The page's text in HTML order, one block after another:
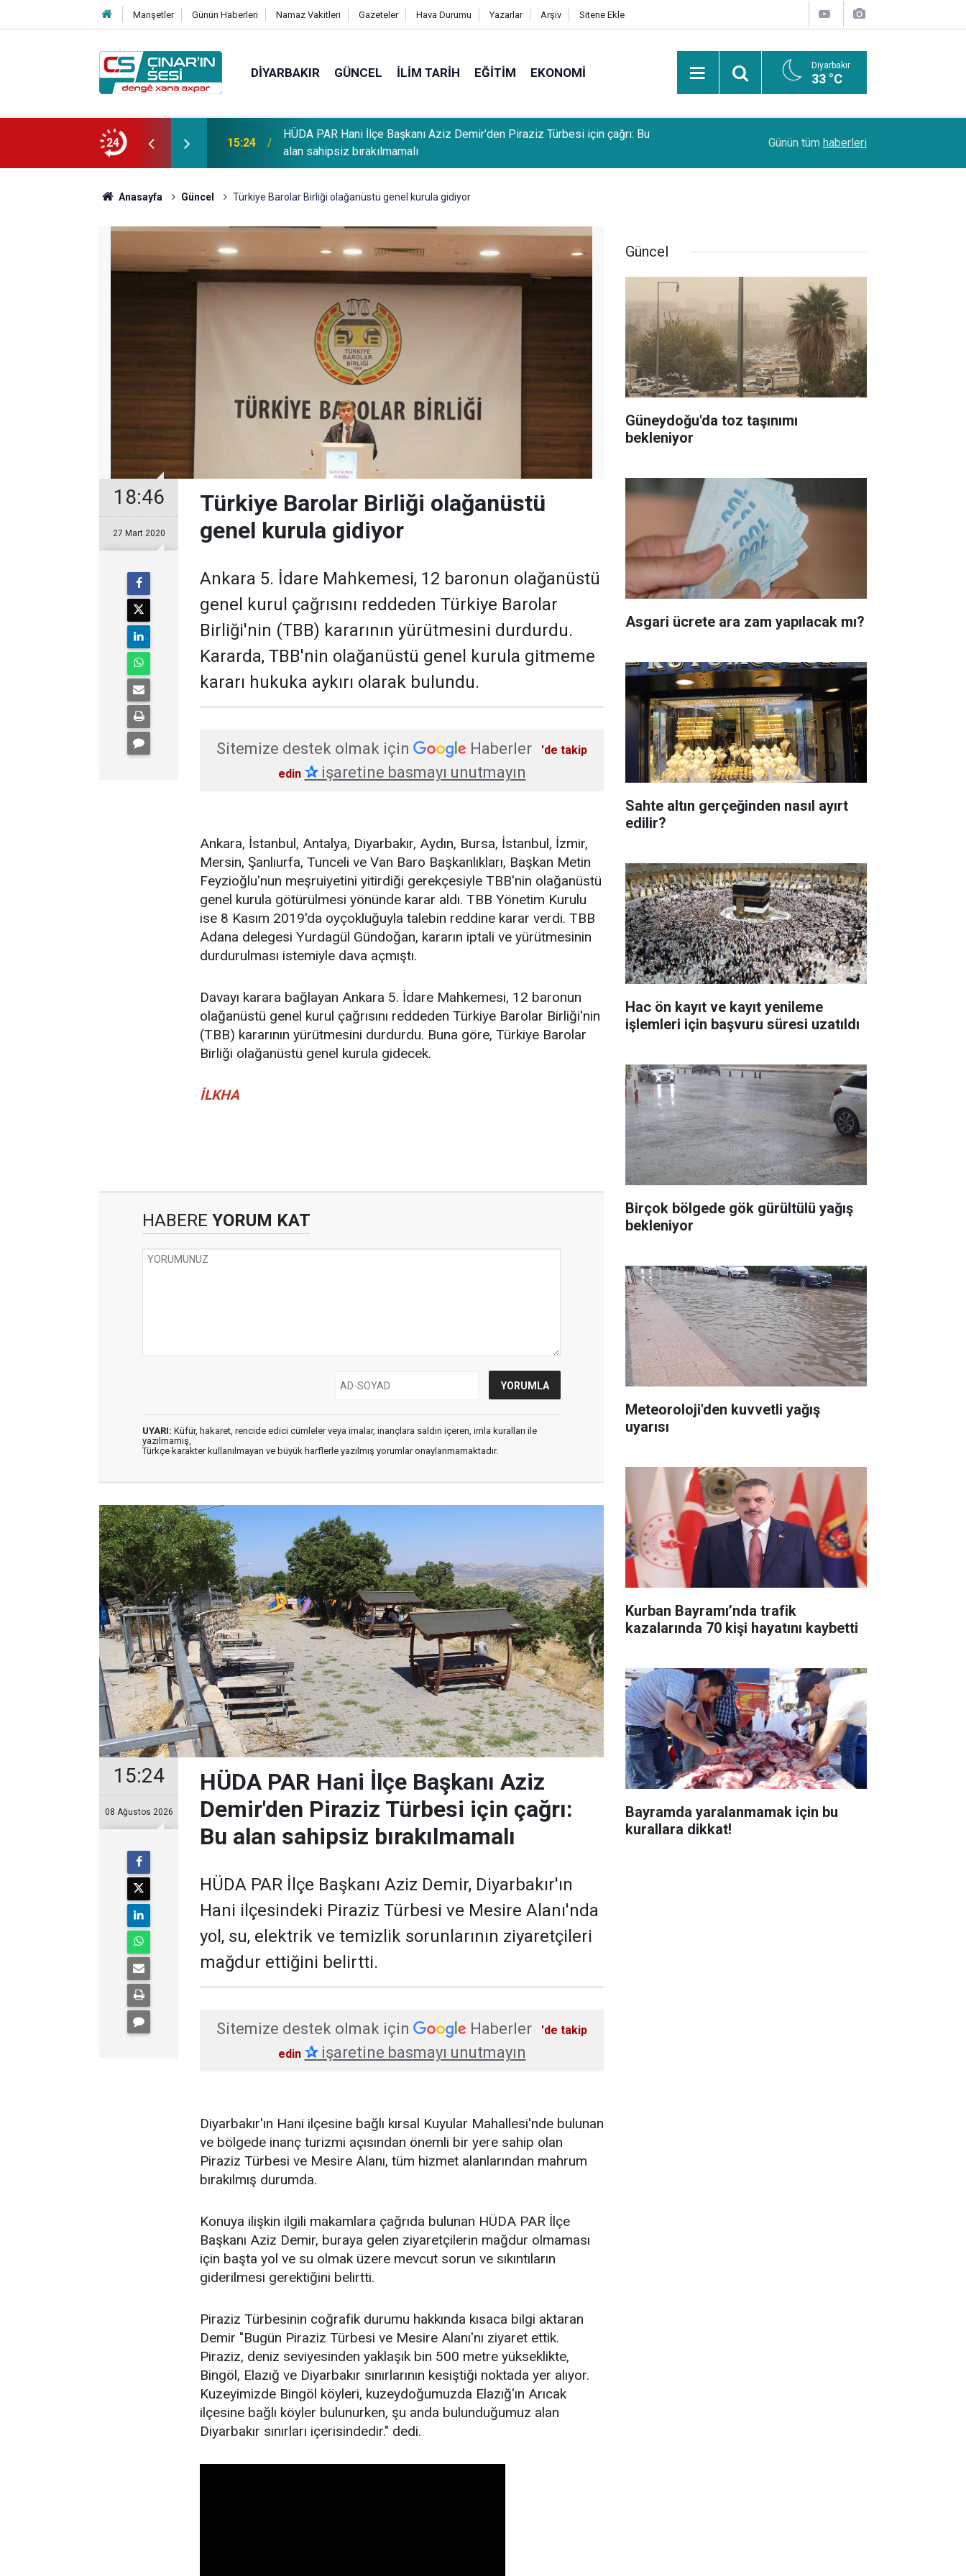
Manşetler Günün Haberleri Namaz Vakitleri Gazeteler Hava Durumu Yazarlar Arşiv Sitene Ekle
DIYARBAKIR GÜNCEL İLIM TARIH EĞITIM EKONOMI Diyarbakır
33 °C
24
vefat etmiştir 15:24
HÜDA PAR Hani İlçe Başkanı Aziz Demir'den Piraziz Türbesi için çağrı: Bu
alan sahipsiz bırakılmamalı
Diyarbakır’da 4 ayrı kurşunlama ve yaralama
Günün tüm haberleri
Anasayfa Güncel Türkiye Barolar Birliği olağanüstü genel kurula gidiyor
18:46
27 Mart 2020
Türkiye Barolar Birliği olağanüstü
genel kurula gidiyor
Ankara 5. İdare Mahkemesi, 12 baronun olağanüstü
genel kurul çağrısını reddeden Türkiye Barolar
Birliği'nin (TBB) kararının yürütmesini durdurdu.
Kararda, TBB'nin olağanüstü genel kurula gitmeme
kararı hukuka aykırı olarak bulundu.
Sitemize destek olmak için Haberler
'de takip
edin ✰işaretine basmayı unutmayın
Ankara, İstanbul, Antalya, Diyarbakır, Aydın, Bursa, İstanbul, İzmir,
Mersin, Şanlıurfa, Tunceli ve Van Baro Başkanlıkları, Başkan Metin
Feyzioğlu'nun meşruiyetini yitirdiği gerekçesiyle TBB'nin olağanüstü
genel kurula götürülmesi yönünde karar aldı. TBB Yönetim Kurulu
ise 8 Kasım 2019'da oyçokluğuyla talebin reddine karar verdi. TBB
Adana delegesi Yurdagül Gündoğan, kararın iptali ve yürütmesinin
durdurulması istemiyle dava açmıştı.
Davayı karara bağlayan Ankara 5. İdare Mahkemesi, 12 baronun
olağanüstü genel kurul çağrısını reddeden Türkiye Barolar Birliği'nin
(TBB) kararının yürütmesini durdurdu. Buna göre, Türkiye Barolar
Birliği olağanüstü genel kurula gidecek.
İLKHA
HABERE YORUM KAT
UYARI: Küfür, hakaret, rencide edici cümleler veya imalar, inançlara saldırı içeren, imla kuralları ile
yazılmamış,
Türkçe karakter kullanılmayan ve büyük harflerle yazılmış yorumlar onaylanmamaktadır.
15:24
08 Ağustos 2026
HÜDA PAR Hani İlçe Başkanı Aziz
Demir'den Piraziz Türbesi için çağrı:
Bu alan sahipsiz bırakılmamalı
HÜDA PAR İlçe Başkanı Aziz Demir, Diyarbakır'ın
Hani ilçesindeki Piraziz Türbesi ve Mesire Alanı'nda
yol, su, elektrik ve temizlik sorunlarının ziyaretçileri
mağdur ettiğini belirtti.
Sitemize destek olmak için Haberler
'de takip
edin ✰işaretine basmayı unutmayın
Diyarbakır'ın Hani ilçesine bağlı kırsal Kuyular Mahallesi'nde bulunan
ve bölgede inanç turizmi açısından önemli bir yere sahip olan
Piraziz Türbesi ve Mesire Alanı, tüm hizmet alanlarından mahrum
bırakılmış durumda.
Konuya ilişkin ilgili makamlara çağrıda bulunan HÜDA PAR İlçe
Başkanı Aziz Demir, buraya gelen ziyaretçilerin mağdur olmaması
için başta yol ve su olmak üzere mevcut sorun ve sıkıntıların
giderilmesi gerektiğini belirtti.
Piraziz Türbesinin coğrafik durumu hakkında kısaca bilgi aktaran
Demir "Bugün Piraziz Türbesi ve Mesire Alanı'nı ziyaret ettik.
Piraziz, deniz seviyesinden yaklaşık bin 500 metre yükseklikte,
Bingöl, Elazığ ve Diyarbakır sınırlarının kesiştiği noktada yer alıyor.
Kuzeyimizde Bingöl köyleri, kuzeydoğumuzda Elazığ'ın Arıcak
ilçesine bağlı köyler bulunurken, şu anda bulunduğumuz alan
Diyarbakır sınırları içerisindedir." dedi.
Güncel
Güneydoğu'da toz taşınımı
bekleniyor
Asgari ücrete ara zam yapılacak mı?
Sahte altın gerçeğinden nasıl ayırt
edilir?
Hac ön kayıt ve kayıt yenileme
işlemleri için başvuru süresi uzatıldı
Birçok bölgede gök gürültülü yağış
bekleniyor
Meteoroloji'den kuvvetli yağış
uyarısı
Kurban Bayramı’nda trafik
kazalarında 70 kişi hayatını kaybetti
Bayramda yaralanmamak için bu
kurallara dikkat!